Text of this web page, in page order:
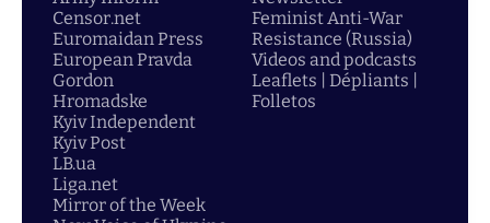
Censor.net
Euromaidan Press
European Pravda
Gordon
Hromadske
Kyiv Independent
Kyiv Post
LB.ua
Liga.net
Mirror of the Week
Feminist Anti-War
Resistance (Russia)
Videos and podcasts
Leaflets | Dépliants |
Folletos